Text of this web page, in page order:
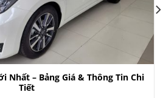
Nhất – Bảng Giá & Thông Tin Chi
Tiết